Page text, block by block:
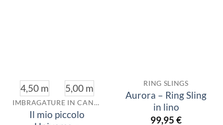
4,50 m 5,00 m
IMBRAGATURE IN CANAPA
Il mio piccolo
RING SLINGS
Aurora – Ring Sling
in lino
99,95 €